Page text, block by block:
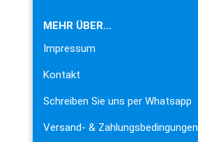
MEHR ÜBER...
Impressum
Kontakt
Schreiben Sie uns per Whatsapp
Versand- & Zahlungsbedingungen